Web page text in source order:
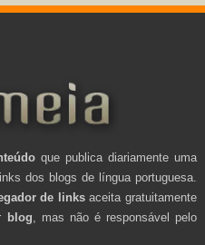
que publica diariamente uma
dos blogs de língua portuguesa.
de linksaceita gratuitamente
blog , mas não é responsável pelo